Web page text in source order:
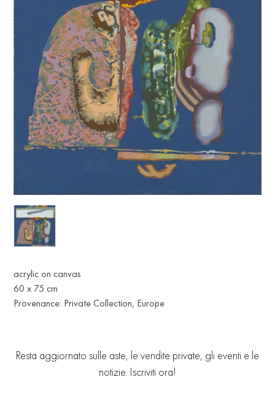
acrylic on canvas
60 x 75 cm
Provenance: Private Collection, Europe
Resta aggiornato sulle aste, le vendite private, gli eventi e le
notizie. Iscriviti ora!